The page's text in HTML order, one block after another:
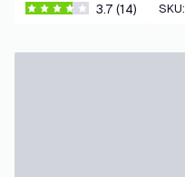
3.7 estrellas de puntuación
3.7 (14) SKU: